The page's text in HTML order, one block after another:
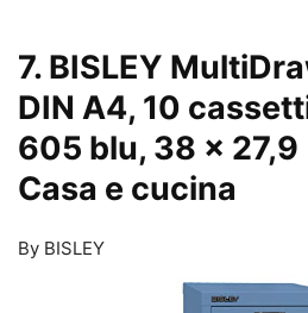
7. BISLEY
DIN A4, 10
605 blu, 38 x 27,9
Casa e cucina
By BISLEY